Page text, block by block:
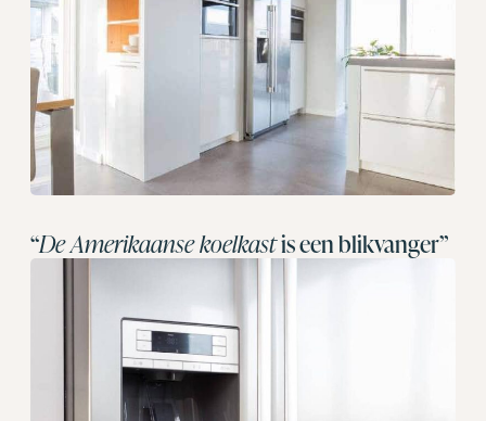
“De Amerikaanse koelkastis een blikvanger”